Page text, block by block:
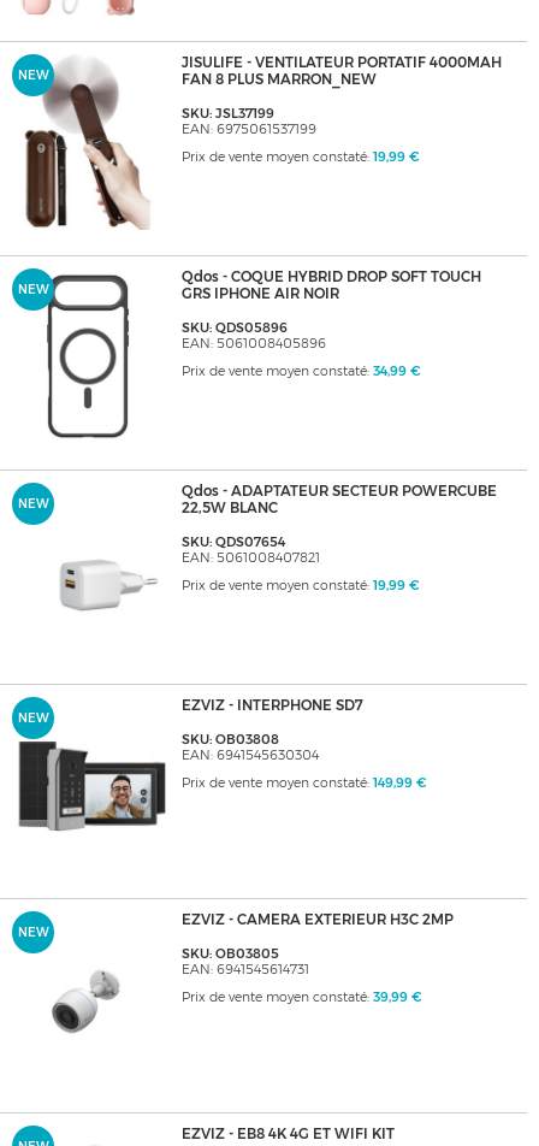
NEW
JISULIFE - VENTILATEUR PORTATIF 4000MAH
FAN 8 PLUS MARRON_NEW
SKU: JSL37199
EAN: 6975061537199
Prix de vente moyen constaté: 19,99 €
NEW
Qdos - COQUE HYBRID DROP SOFT TOUCH
GRS IPHONE AIR NOIR
SKU: QDS05896
EAN: 5061008405896
Prix de vente moyen constaté: 34,99 €
NEW
Qdos - ADAPTATEUR SECTEUR POWERCUBE
22,5W BLANC
SKU: QDS07654
EAN: 5061008407821
Prix de vente moyen constaté: 19,99 €
NEW
EZVIZ - INTERPHONE SD7
SKU: OB03808
EAN: 6941545630304
Prix de vente moyen constaté: 149,99 €
NEW
EZVIZ - CAMERA EXTERIEUR H3C 2MP
SKU: OB03805
EAN: 6941545614731
Prix de vente moyen constaté: 39,99 €
EZVIZ - EB8 4K 4G ET WIFI KIT